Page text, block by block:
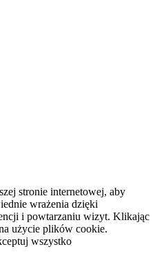
stronie internetowej, aby
wrażenia dzięki
i powtarzaniu wizyt. Klikając
użycie plików cookie.
wszystko